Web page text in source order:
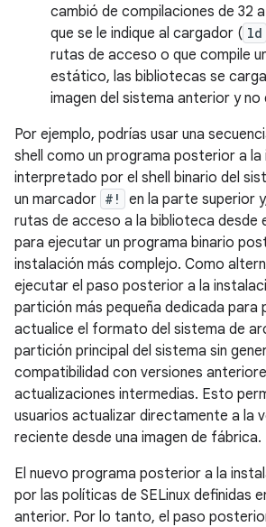
cambió de compilaciones de 32
que se le indique al cargador ( ld
rutas de acceso o que compile
estático, las bibliotecas se
imagen del sistema anterior y no
Por ejemplo, podrías usar una
shell como un programa posterior a la
interpretado por el shell binario del
un marcador #!
en la parte superior
rutas de acceso a la biblioteca desde
para ejecutar un programa binario
instalación más complejo. Como
ejecutar el paso posterior a la
partición más pequeña dedicada para
actualice el formato del sistema de
partición principal del sistema sin
compatibilidad con versiones
actualizaciones intermedias. Esto
usuarios actualizar directamente a la
reciente desde una imagen de fábrica.
El nuevo programa posterior a la
por las políticas de SELinux definidas
anterior. Por lo tanto, el paso